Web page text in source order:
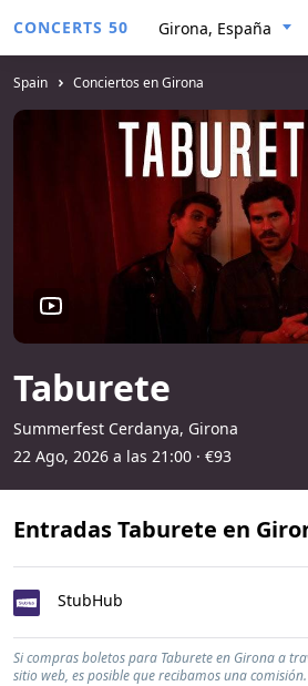
CONCERTS 50 Girona, España
Spain Conciertos en Girona
Taburete
22 Ago, 2026 a las 21:00 · €93
Summerfest Cerdanya, Girona
Entradas Taburete en
StubHub
Si compras boletos para Taburete en Girona a
sitio web, es posible que recibamos una comisión.